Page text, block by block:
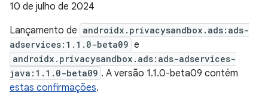
10 de julho de 2024
Lançamento de androidx.privacysandbox.ads:ads-
adservices:1.1.0-beta09 e
androidx.privacysandbox.ads:ads-adservices-
java:1.1.0-beta09 . A versão 1.1.0-beta09 contém
estas confirmações.